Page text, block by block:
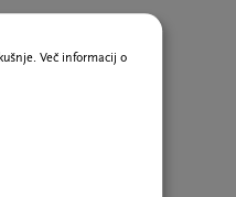
Več informacij o